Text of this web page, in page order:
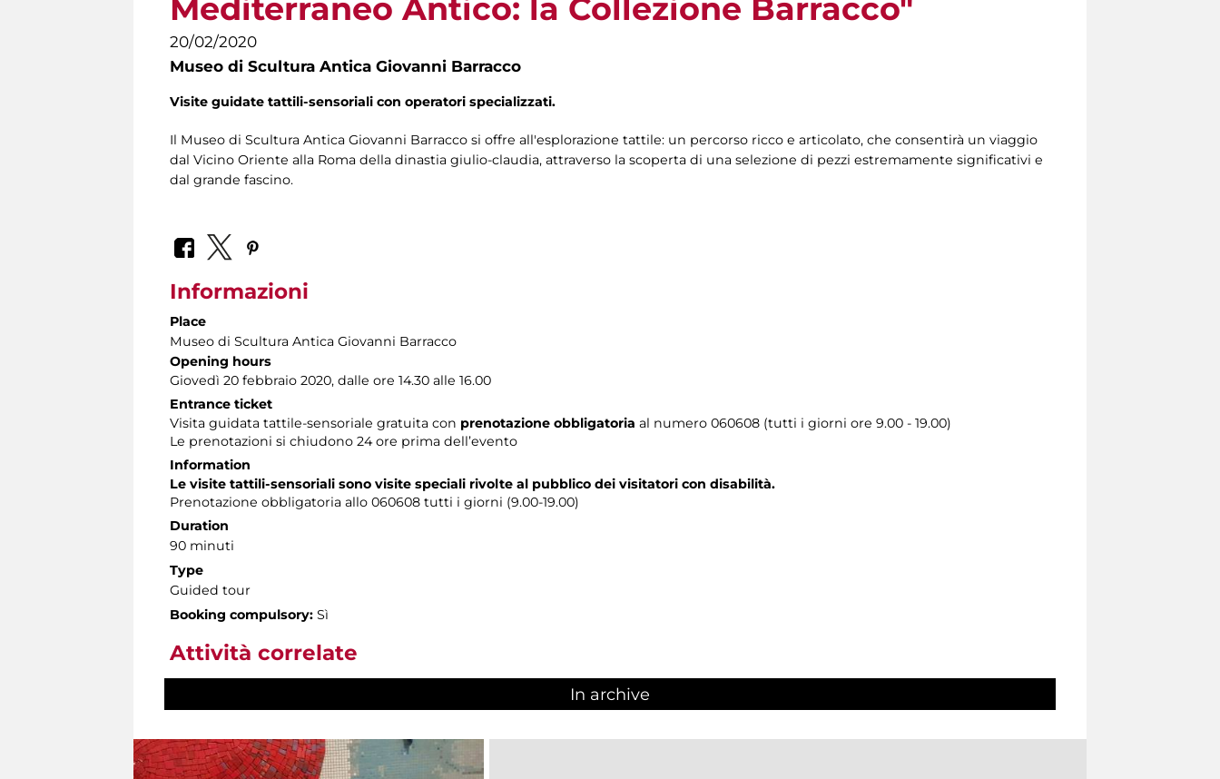
Mediterraneo Antico: la Collezione Barracco"
20/02/2020
Museo di Scultura Antica Giovanni Barracco
Visite guidate tattili-sensoriali con operatori specializzati.
Il Museo di Scultura Antica Giovanni Barracco si offre all'esplorazione tattile: un percorso ricco e articolato, che consentirà un viaggio
dal Vicino Oriente alla Roma della dinastia giulio-claudia, attraverso la scoperta di una selezione di pezzi estremamente significativi e
dal grande fascino.
Informazioni
Place
Museo di Scultura Antica Giovanni Barracco
Opening hours
Giovedì 20 febbraio 2020, dalle ore 14.30 alle 16.00
Entrance ticket
Visita guidata tattile-sensoriale gratuita con prenotazione obbligatoria al numero 060608 (tutti i giorni ore 9.00 - 19.00)
Le prenotazioni si chiudono 24 ore prima dell’evento
Information
Le visite tattili-sensoriali sono visite speciali rivolte al pubblico dei visitatori con disabilità.
Prenotazione obbligatoria allo 060608 tutti i giorni (9.00-19.00)
Duration
90 minuti
Type
Guided tour
Booking compulsory: Sì
Attività correlate
In archive